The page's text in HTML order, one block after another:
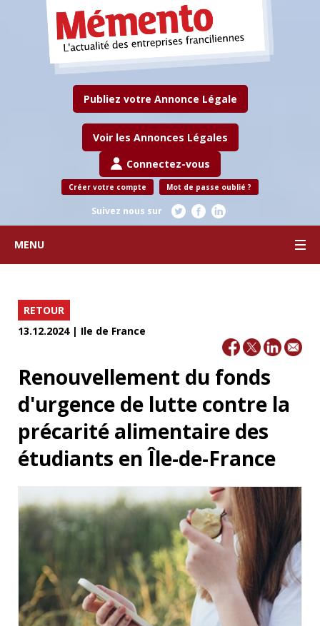
Publiez votre Annonce Légale
Voir les Annonces Légales
Connectez-vous
Créer votre compte Mot de passe oublié ?
Suivez nous sur
MENU
RETOUR
13.12.2024 | Ile de France
Renouvellement du fonds
d'urgence de lutte contre la
précarité alimentaire des
étudiants en Île-de-France